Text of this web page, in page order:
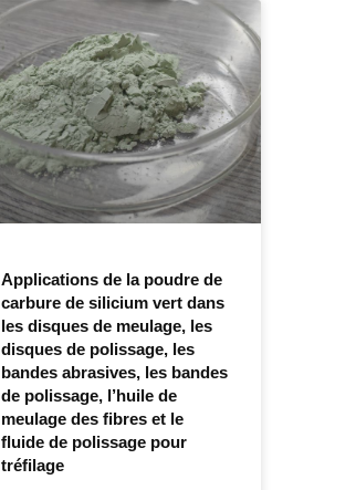
Applications de la poudre de
carbure de silicium vert dans
les disques de meulage, les
disques de polissage, les
bandes abrasives, les bandes
de polissage, l’huile de
meulage des fibres et le
fluide de polissage pour
tréfilage